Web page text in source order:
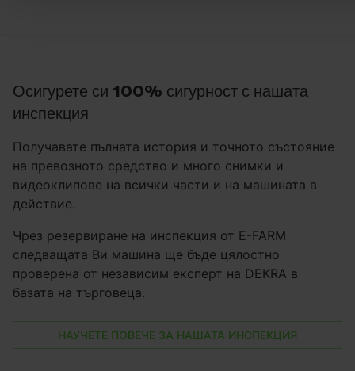
Осигурете си 100% сигурност с нашата
инспекция
Получавате пълната история и точното състояние
на превозното средство и много снимки и
видеоклипове на всички части и на машината в
действие.
Чрез резервиране на инспекция от E-FARM
следващата Ви машина ще бъде цялостно
проверена от независим експерт на DEKRA в
базата на търговеца.
НАУЧЕТЕ ПОВЕЧЕ ЗА НАШАТА ИНСПЕКЦИЯ